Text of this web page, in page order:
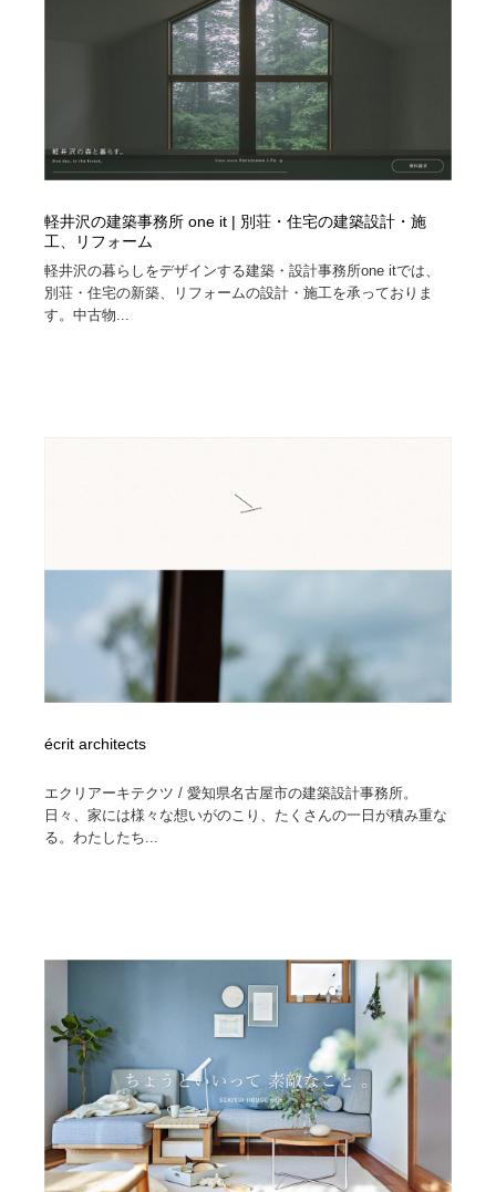
軽井沢の建築事務所 one it | 別荘・住宅の建築設計・施
工、リフォーム
軽井沢の暮らしをデザインする建築・設計事務所one itでは、
別荘・住宅の新築、リフォームの設計・施工を承っておりま
す。中古物...
écrit architects
エクリアーキテクツ / 愛知県名古屋市の建築設計事務所。
日々、家には様々な想いがのこり、たくさんの一日が積み重な
る。わたしたち...